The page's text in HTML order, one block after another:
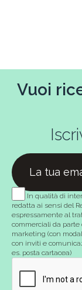
Vuoi
In qualità di
redatta ai sensi del
espressamente al
commerciali da
marketing (con
con inviti e
es. posta cartacea)